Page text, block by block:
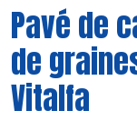
Pavé de
de
Vitalfa